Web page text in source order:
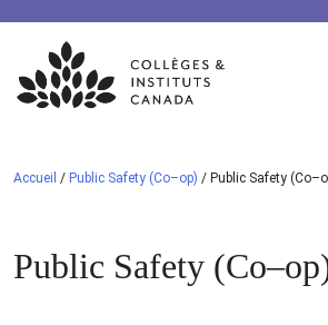
Skip
content
Accueil / Public Safety (Co–op) / Public Safety
Public Safety